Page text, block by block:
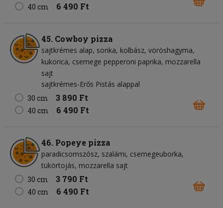
40 cm 6 490 Ft
45. Cowboy pizza
sajtkrémes alap sonka kolbász vöröshagyma
kukorica csemege pepperoni paprika mozzarella
sajt
sajtkrémes-Erős Pistás alappal
30 cm
3 890 Ft
40 cm 6 490 Ft
46. Popeye pizza
paradicsomszósz szalámi csemegeuborka
tükörtojás mozzarella sajt
30 cm
3 790 Ft
40 cm 6 490 Ft